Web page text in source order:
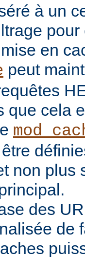
à un
en
peut
que cela
non plus
des
de